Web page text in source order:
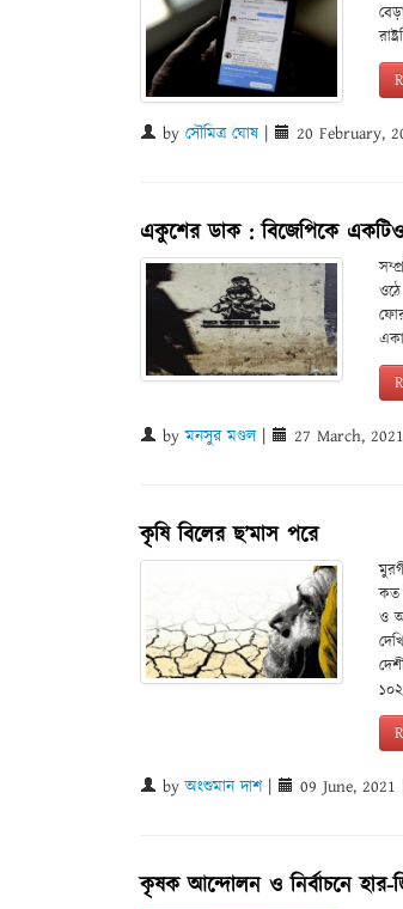
by সৌমিত্র ঘোষ 20 February,
একুশের ডাক : বিজেপিকে
byমনসুর মণ্ডল| 27 March, 2021
কৃষি বিলের ছ’মাস পরে
কত
ও
byঅংশুমান দাশ| 09 June, 2021
কৃষক আন্দোলন ও নির্বাচনে হার-